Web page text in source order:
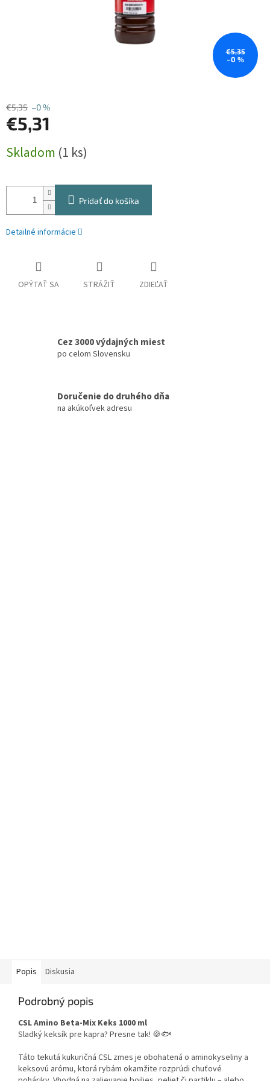
€5,35
–0 %
€5,35 –0 %
€5,31
cena:
Skladom (1 ks)
Pridať do košíka
Detailné informácie
OPÝTAŤ SA STRÁŽIŤ ZDIEĽAŤ
Cez 3000 výdajných miest
po celom Slovensku
Doručenie do druhého dňa
na akúkoľvek adresu
Popis Diskusia
Podrobný popis
CSL Amino Beta-Mix Keks 1000 ml
Sladký keksík pre kapra? Presne tak! 🍪🐟
Táto tekutá kukuričná CSL zmes je obohatená o aminokyseliny a
keksovú arómu, ktorá rybám okamžite rozprúdi chuťové